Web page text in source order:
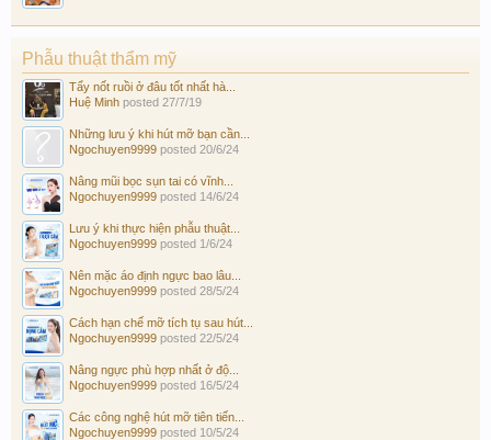
Phẫu thuật thẩm mỹ
Tẩy nốt ruồi ở đâu tốt nhất hà...
Huệ Minh posted 27/7/19
Những lưu ý khi hút mỡ bạn cần...
Ngochuyen9999 posted 20/6/24
Nâng mũi bọc sụn tai có vĩnh...
Ngochuyen9999 posted 14/6/24
Lưu ý khi thực hiện phẫu thuật...
Ngochuyen9999 posted 1/6/24
Nên mặc áo định ngực bao lâu...
Ngochuyen9999 posted 28/5/24
Cách hạn chế mỡ tích tụ sau hút...
Ngochuyen9999 posted 22/5/24
Nâng ngực phù hợp nhất ở độ...
Ngochuyen9999 posted 16/5/24
Các công nghệ hút mỡ tiên tiến...
Ngochuyen9999 posted 10/5/24